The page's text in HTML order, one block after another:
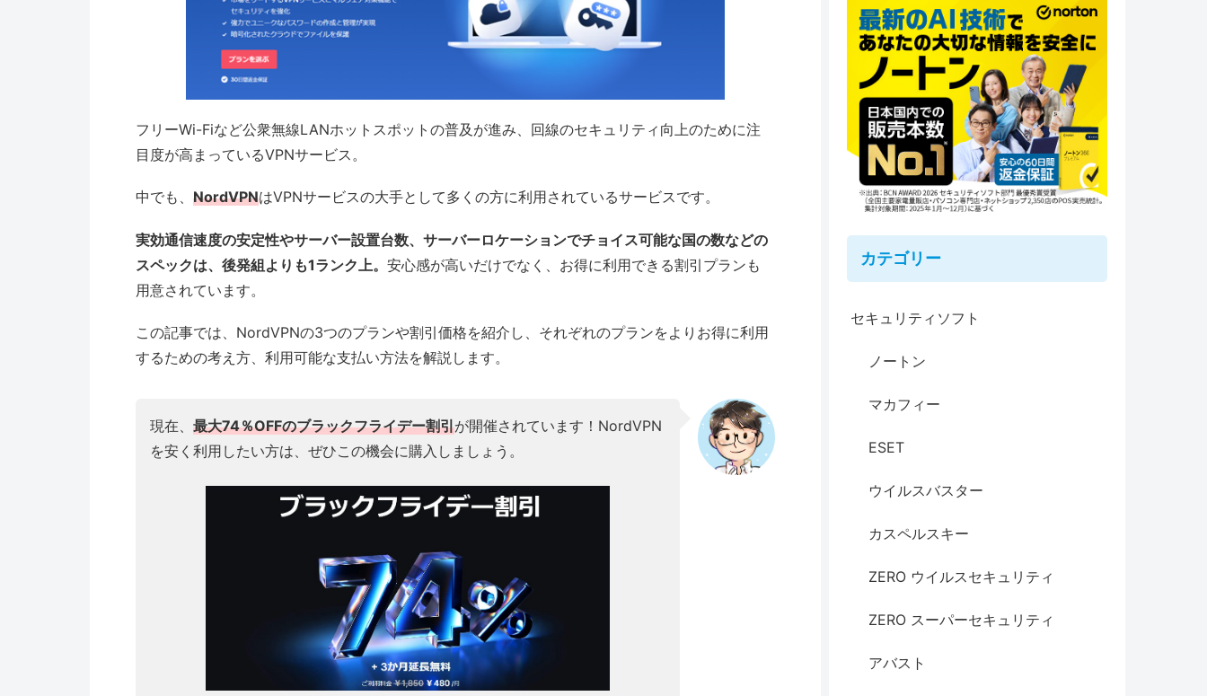
フリーWi-Fiなど公衆無線LANホットスポットの普及が進み、回線のセキュリティ向上のために注
目度が高まっているVPNサービス。
中でも、NordVPNはVPNサービスの大手として多くの方に利用されているサービスです。
実効通信速度の安定性やサーバー設置台数、サーバーロケーションでチョイス可能な国の数などの
スペックは、後発組よりも1ランク上。安心感が高いだけでなく、お得に利用できる割引プランも
用意されています。
この記事では、NordVPNの3つのプランや割引価格を紹介し、それぞれのプランをよりお得に利用
するための考え方、利用可能な支払い方法を解説します。
現在、最大74％OFFのブラックフライデー割引が開催されています！NordVPN
を安く利用したい方は、ぜひこの機会に購入しましょう。
カテゴリー
セキュリティソフト
ノートン
マカフィー
ESET
ウイルスバスター
カスペルスキー
ZERO ウイルスセキュリティ
ZERO スーパーセキュリティ
アバスト